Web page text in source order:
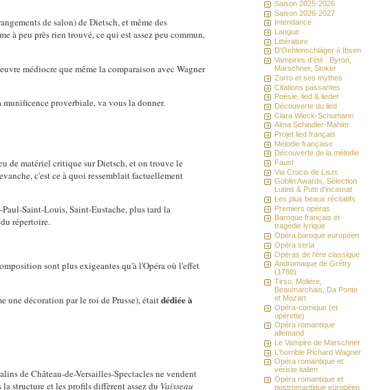
de salon) de Dietsch, et même des
à peu près rien trouvé, ce qui est assez peu commun,
médiocre que même la comparaison avec Wagner
munificence proverbiale, va vous la donner.
de matériel critique sur Dietsch, et on trouve le
c'est ce à quoi ressemblait factuellement
Saint-Louis, Saint-Eustache, plus tard la
répertoire.
sont plus exigeantes qu'à l'Opéra où l'effet
une décoration par le roi de Prusse), étaitdédiée à
de Château-de-Versailles-Spectacles ne vendent
structure et les profils diffèrent assez du Vaisseau
Saison 2025-2026
Saison 2026-2027
Intendance
Langue
Littérature
D'Oehlenschläger à Ibsen
Vampires d'été : Byron,
Marschner, Stoker
Zorro et ses mythes
Citations passantes
Poésie, lied & lieder
Découverte du lied
Clara Wieck-Schumann
Alma Schindler-Mahler
Projet lied français
Mélodie française
Découverte de la mélodie
Faust
Via Crucis de Liszt
Goblin Awards, Sélection
Lutins & Putti d'incarnat
Les plus beaux récitatifs
Premiers opéras
Baroque français et
tragédie lyrique
Opéra baroque européen
Opéra seria
Opéras de l'ère classique
Andromaque de Grétry
(1780)
Tirso, Molière,
Beaumarchais, Da Ponte
et Mozart
Opéra-comique (et
opérette)
Opéra romantique
allemand
Le Vampire de Marschner
L'horrible Richard Wagner
Opéra romantique et
vériste italien
Opéra romantique et
postromantique européen